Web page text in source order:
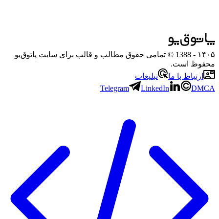
۱۴۰۵
- 1388 © تمامی حقوق مطالب و قالب برای سایت پاتوق‌یو
محفوظ است.
ارتباط با ما
تبلیغات
Telegram
LinkedIn DMCA